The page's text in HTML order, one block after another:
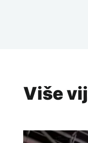
Više